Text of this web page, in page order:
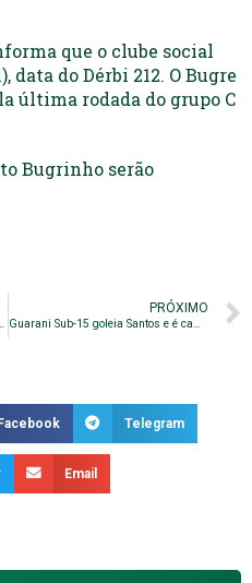
que o clube social
data do Dérbi 212. O Bugre
última rodada do grupo C
Bugrinho serão
De Andrade
PRÓXIMO
Guarani Sub-15 goleia Santos e é campeão da Copa Buh
Telegram
Email